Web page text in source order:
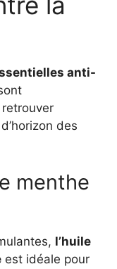
anti-
des
menthe
l’huile
est idéale pour